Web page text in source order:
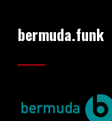
bermuda.funk